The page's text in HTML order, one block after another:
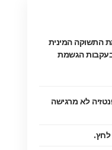
התשוקה המינית
בעקבות הגשמת
לא מרגישה
לחץ.